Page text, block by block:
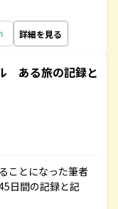
詳細を見る
ある旅の記録と
ことになった筆者
日間の記録と記